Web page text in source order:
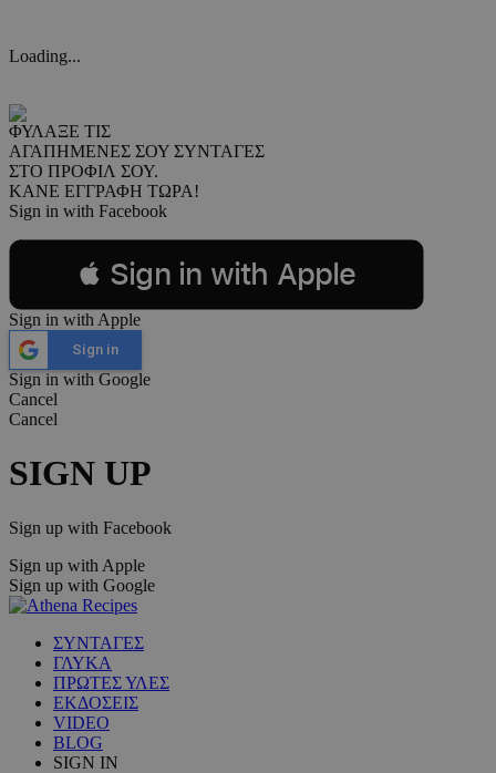
Loading...
ΦΥΛΑΞΕ ΤΙΣ
ΑΓΑΠΗΜΕΝΕΣ ΣΟΥ ΣΥΝΤΑΓΕΣ
ΣΤΟ ΠΡΟΦΙΛ ΣΟΥ.
ΚΑΝΕ ΕΓΓΡΑΦΗ ΤΩΡΑ!
Sign in with Facebook
 Sign in with Apple
Sign in with Apple
Sign in
Sign in with Google
Cancel
Cancel
SIGN UP
Sign up with Facebook
Sign up with Apple
Sign up with Google
ΣΥΝΤΑΓΕΣ
ΓΛΥΚΑ
ΠΡΩΤΕΣ ΥΛΕΣ
ΕΚΔΟΣΕΙΣ
VIDEO
BLOG
SIGN IN